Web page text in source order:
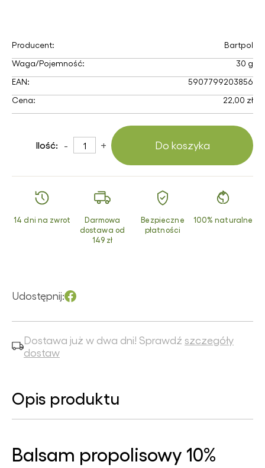
Producent:
Bartpol
Waga/Pojemność:
30 g
EAN:
5907799203856
Cena:
22,00 zł
Ilość: - + Do koszyka
14 dni na zwrot
Darmowa
dostawa od
149 zł
Bezpieczne
płatności
100% naturalne
Udostępnij:
Dostawa już w dwa dni! Sprawdź szczegóły
dostaw
Opis produktu
Balsam propolisowy 10%